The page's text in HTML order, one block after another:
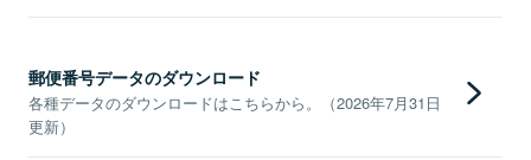
郵便番号データのダウンロード
各種データのダウンロードはこちらから。（2026年7月31日
更新）